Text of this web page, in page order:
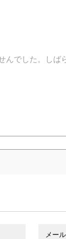
んでした。しば
メー